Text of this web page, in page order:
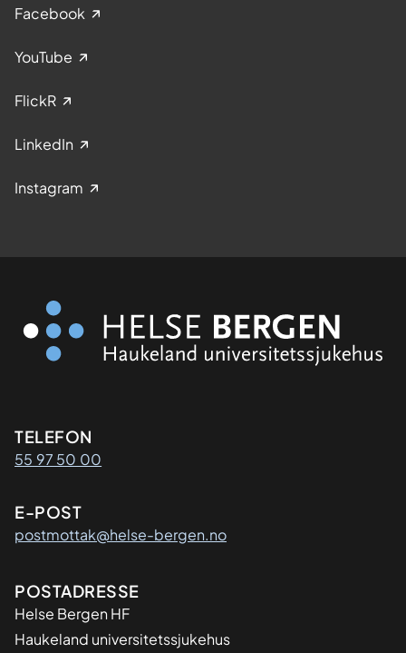
Facebook
YouTube
FlickR
LinkedIn
Instagram
Kontaktinformasjon
TELEFON
55 97 50 00
E-POST
postmottak@helse-bergen.no
Adresse
POSTADRESSE
Helse Bergen HF
Haukeland universitetssjukehus